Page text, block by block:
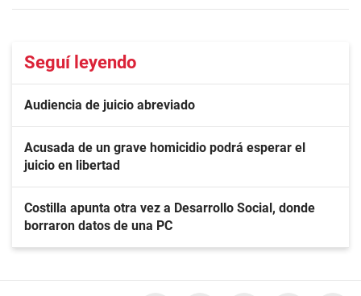
Seguí leyendo
Audiencia de juicio abreviado
Acusada de un grave homicidio podrá esperar el
juicio en libertad
Costilla apunta otra vez a Desarrollo Social, donde
borraron datos de una PC